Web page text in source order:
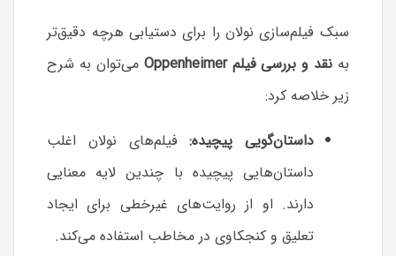
سبک فیلم‌سازی نولان را برای دستیابی هرچه دقیق‌تر
به نقد و بررسی فیلم Oppenheimer
می‌توان به شرح
زیر خلاصه کرد:
داستان‌گویی پیچیده:فیلم‌های نولان اغلب
داستان‌هایی پیچیده با چندین لایه معنایی
دارند. او از روایت‌های غیرخطی برای ایجاد
تعلیق و کنجکاوی در مخاطب استفاده می‌کند.